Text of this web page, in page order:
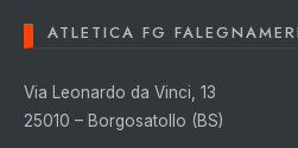
ATLETICA FG
Via Leonardo da Vinci, 13
25010 – Borgosatollo (BS)